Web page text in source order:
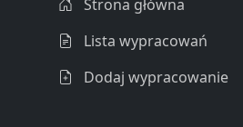
Strona główna
Lista wypracowań
Dodaj wypracowanie